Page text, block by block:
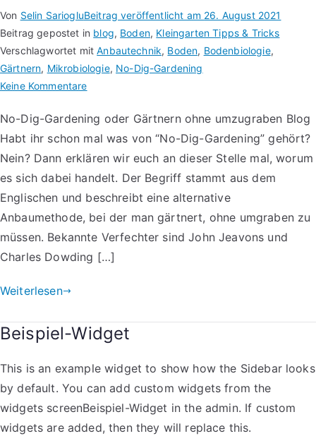
Von Selin SariogluBeitrag veröffentlicht am 26. August 2021
Beitrag gepostet in blog, Boden, Kleingarten Tipps & Tricks
Verschlagwortet mitAnbautechnik, Boden, Bodenbiologie,
Gärtnern, Mikrobiologie, No-Dig-Gardening
Keine Kommentare
No-Dig-Gardening oder Gärtnern ohne umzugraben Blog
Habt ihr schon mal was von “No-Dig-Gardening” gehört?
Nein? Dann erklären wir euch an dieser Stelle mal, worum
es sich dabei handelt. Der Begriff stammt aus dem
Englischen und beschreibt eine alternative
Anbaumethode, bei der man gärtnert, ohne umgraben zu
müssen. Bekannte Verfechter sind John Jeavons und
Charles Dowding […]
Weiterlesen
Beispiel-Widget
This is an example widget to show how the Sidebar looks
by default. You can add custom widgets from the
widgets screenBeispiel-Widget in the admin. If custom
widgets are added, then they will replace this.